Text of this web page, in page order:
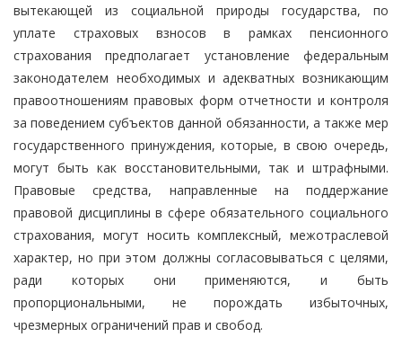
вытекающей из социальной природы государства, по
уплате страховых взносов в рамках пенсионного
страхования предполагает установление федеральным
законодателем необходимых и адекватных возникающим
правоотношениям правовых форм отчетности и контроля
за поведением субъектов данной обязанности, а также мер
государственного принуждения, которые, в свою очередь,
могут быть как восстановительными, так и штрафными.
Правовые средства, направленные на поддержание
правовой дисциплины в сфере обязательного социального
страхования, могут носить комплексный, межотраслевой
характер, но при этом должны согласовываться с целями,
ради которых они применяются, и быть
пропорциональными, не порождать избыточных,
чрезмерных ограничений прав и свобод.